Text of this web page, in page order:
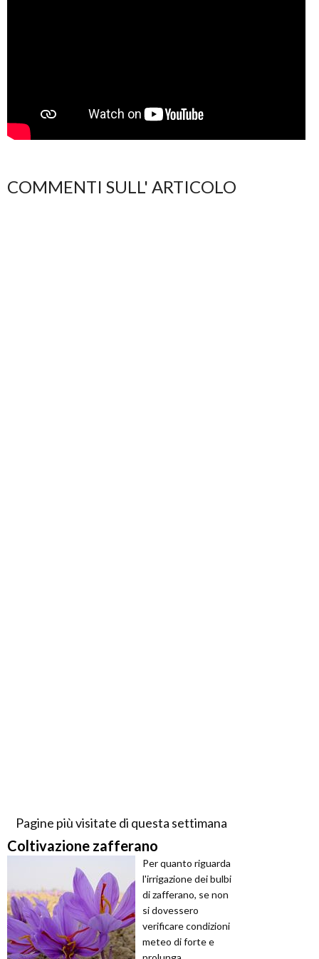
COMMENTI SULL' ARTICOLO
Pagine più visitate di questa settimana
Coltivazione zafferano
Per quanto riguarda
l'irrigazione dei bulbi
di zafferano, se non
si dovessero
verificare condizioni
meteo di forte e